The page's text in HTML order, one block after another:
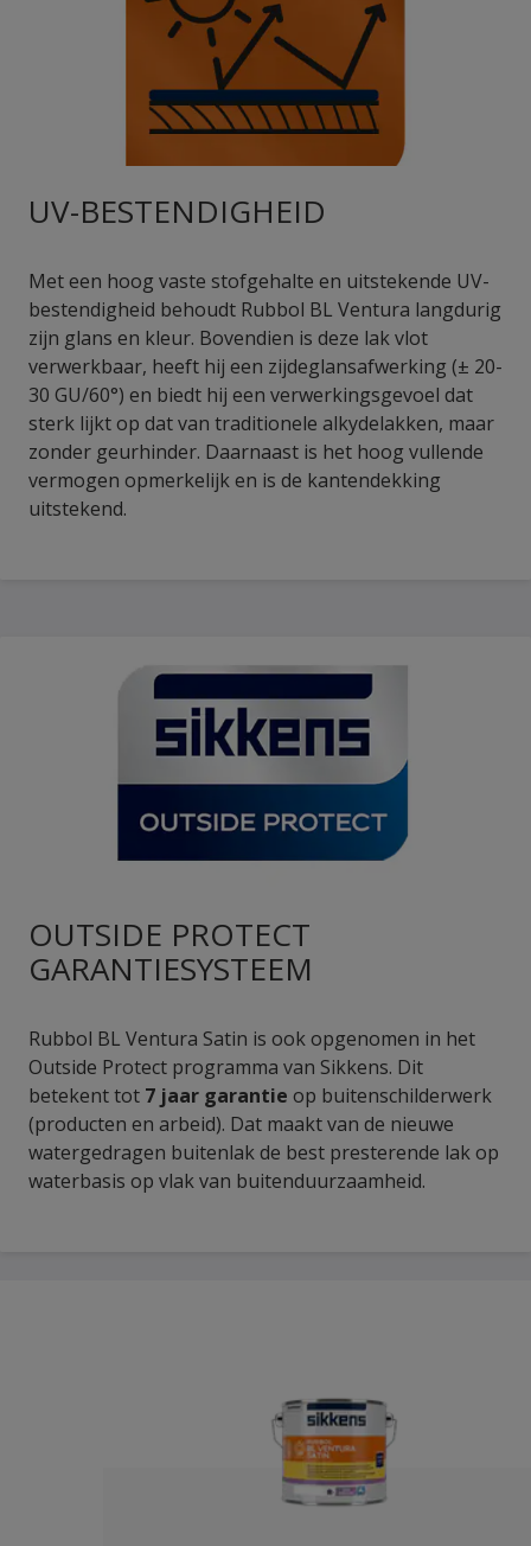
UV-BESTENDIGHEID
Met een hoog vaste stofgehalte en uitstekende UV-
bestendigheid behoudt Rubbol BL Ventura langdurig
zijn glans en kleur. Bovendien is deze lak vlot
verwerkbaar, heeft hij een zijdeglansafwerking (± 20-
30 GU/60°) en biedt hij een verwerkingsgevoel dat
sterk lijkt op dat van traditionele alkydelakken, maar
zonder geurhinder. Daarnaast is het hoog vullende
vermogen opmerkelijk en is de kantendekking
uitstekend.
OUTSIDE PROTECT
GARANTIESYSTEEM
Rubbol BL Ventura Satin is ook opgenomen in het
Outside Protect programma van Sikkens. Dit
betekent tot 7 jaar garantie op buitenschilderwerk
(producten en arbeid). Dat maakt van de nieuwe
watergedragen buitenlak de best presterende lak op
waterbasis op vlak van buitenduurzaamheid.